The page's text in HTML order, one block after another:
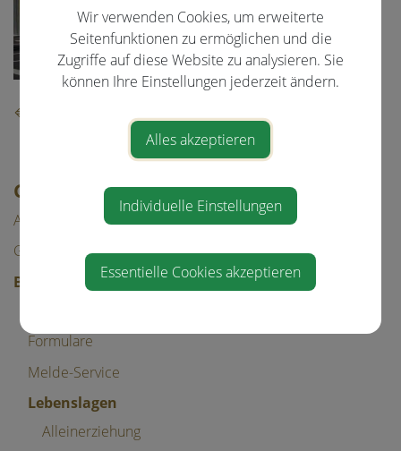
GEMEINDE & BÜRGERSERVICE
Aktuelles
Gemeinde
Bürgerservice
Formulare
Melde-Service
Lebenslagen
Alleinerziehung
⇐ zurück
Wir verwenden Cookies, um erweiterte
Seitenfunktionen zu ermöglichen und die
Zugriffe auf diese Website zu analysieren. Sie
können Ihre Einstellungen jederzeit ändern.
Alles akzeptieren
Individuelle Einstellungen
Essentielle Cookies akzeptieren